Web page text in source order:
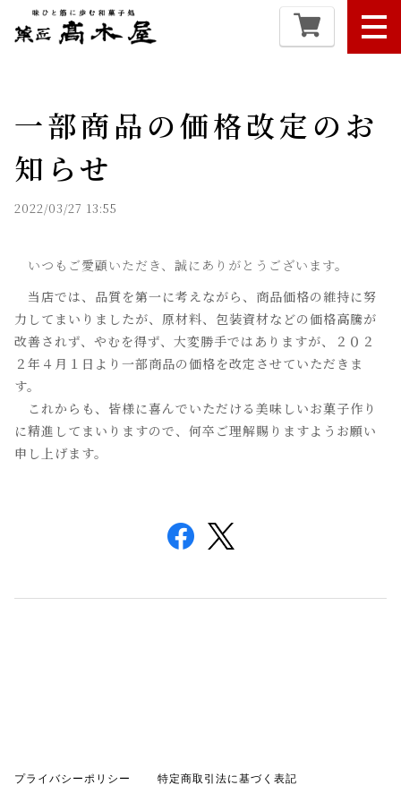
一部商品の価格改定のお
知らせ
2022/03/27 13:55
いつもご愛顧いただき、誠にありがとうございます。
当店では、品質を第一に考えながら、商品価格の維持に努
力してまいりましたが、原材料、包装資材などの価格高騰が
改善されず、やむを得ず、大変勝手ではありますが、２０２
２年４月１日より一部商品の価格を改定させていただきま
す。
これからも、皆様に喜んでいただける美味しいお菓子作り
に精進してまいりますので、何卒ご理解賜りますようお願い
申し上げます。
プライバシーポリシー 特定商取引法に基づく表記